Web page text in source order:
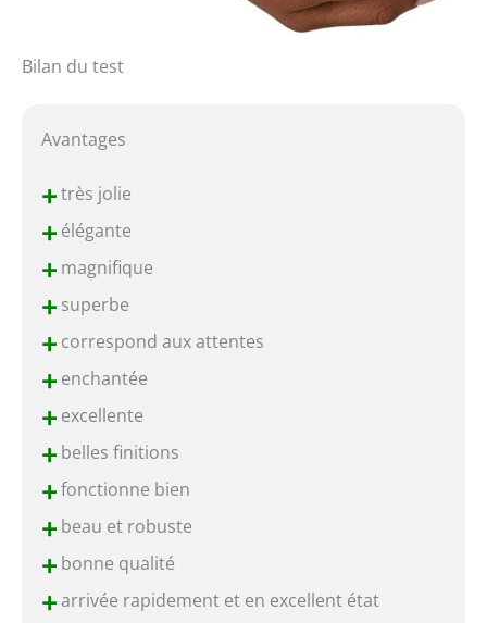
Bilan du test
Avantages
+très jolie
+élégante
+magnifique
+superbe
+correspond aux attentes
+enchantée
+excellente
+belles finitions
+fonctionne bien
+beau et robuste
+bonne qualité
+arrivée rapidement et en excellent état